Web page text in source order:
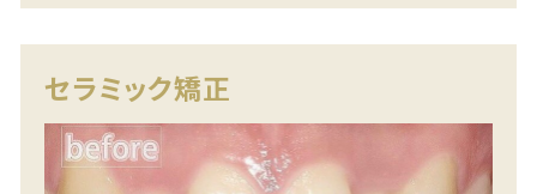
セラミック矯正